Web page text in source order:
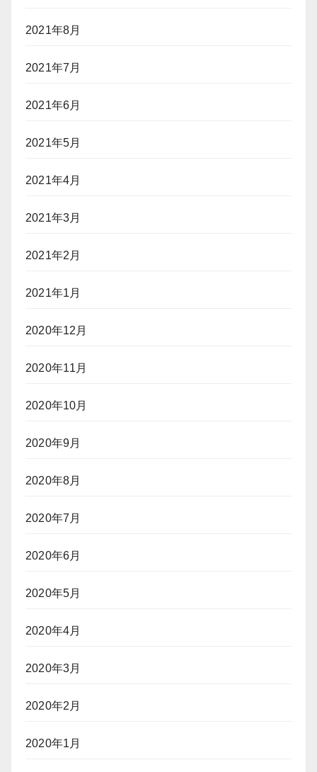
2021年8月
2021年7月
2021年6月
2021年5月
2021年4月
2021年3月
2021年2月
2021年1月
2020年12月
2020年11月
2020年10月
2020年9月
2020年8月
2020年7月
2020年6月
2020年5月
2020年4月
2020年3月
2020年2月
2020年1月